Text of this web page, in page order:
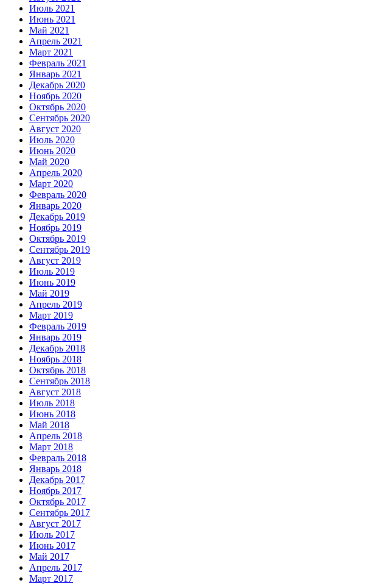
Июль 2021
Июнь 2021
Май 2021
Апрель 2021
Март 2021
Февраль 2021
Январь 2021
Декабрь 2020
Ноябрь 2020
Октябрь 2020
Сентябрь 2020
Август 2020
Июль 2020
Июнь 2020
Май 2020
Апрель 2020
Март 2020
Февраль 2020
Январь 2020
Декабрь 2019
Ноябрь 2019
Октябрь 2019
Сентябрь 2019
Август 2019
Июль 2019
Июнь 2019
Май 2019
Апрель 2019
Март 2019
Февраль 2019
Январь 2019
Декабрь 2018
Ноябрь 2018
Октябрь 2018
Сентябрь 2018
Август 2018
Июль 2018
Июнь 2018
Май 2018
Апрель 2018
Март 2018
Февраль 2018
Январь 2018
Декабрь 2017
Ноябрь 2017
Октябрь 2017
Сентябрь 2017
Август 2017
Июль 2017
Июнь 2017
Май 2017
Апрель 2017
Март 2017